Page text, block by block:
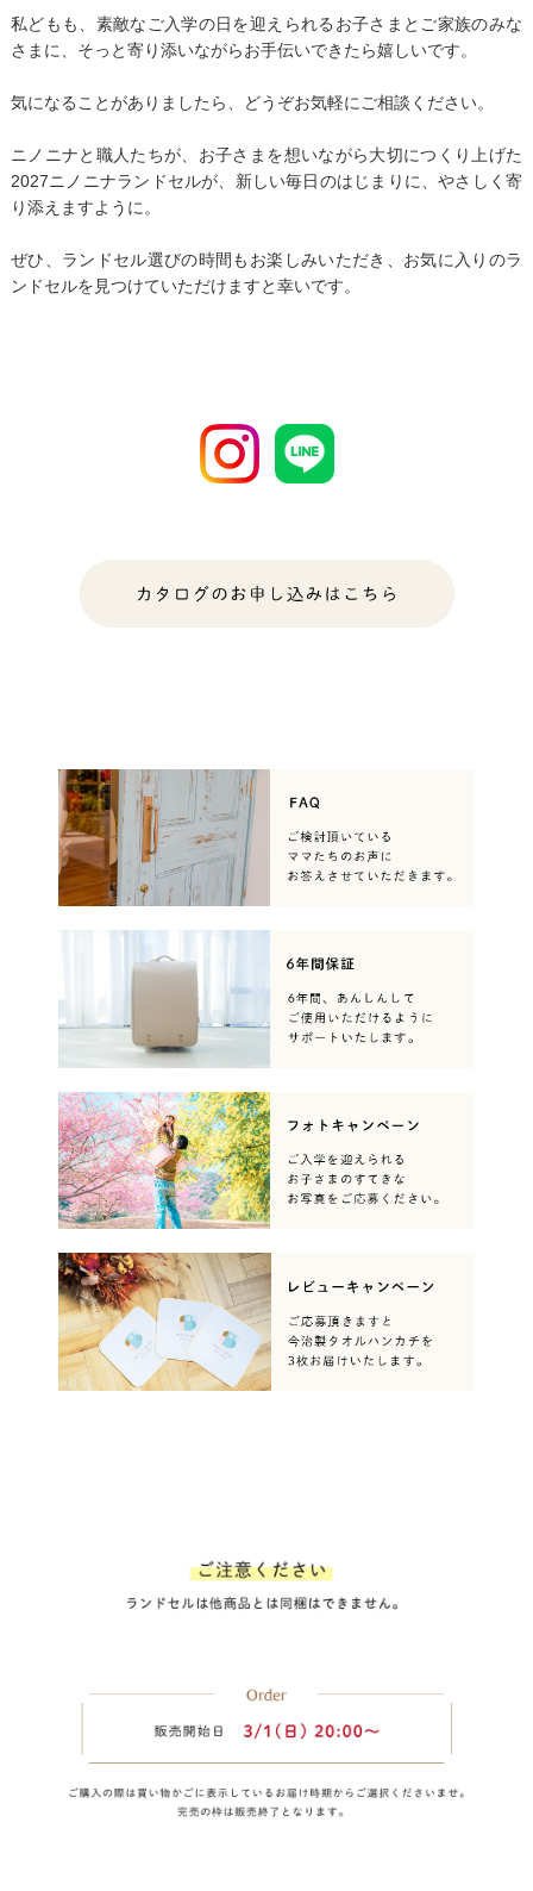
私どもも、素敵なご入学の日を迎えられるお子さまとご家族のみな
さまに、 そっと寄り添いながらお手伝いできたら嬉しいです。
気になることがありましたら、どうぞお気軽にご相談ください。
ニノニナと職人たちが、お子さまを想いながら大切につくり上げた
2027ニノニナランドセルが、 新しい毎日のはじまりに、やさしく寄
り添えますように。
ぜひ、ランドセル選びの時間もお楽しみいただき、 お気に入りのラ
ンドセルを見つけていただけますと幸いです。